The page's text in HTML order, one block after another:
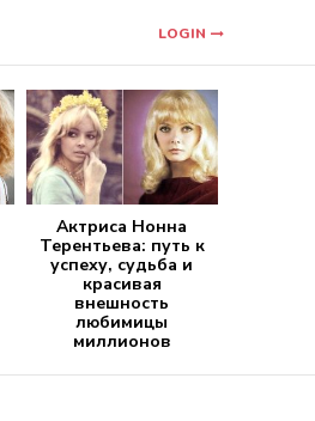
LOGIN
Актриса Нонна
Терентьева: путь к
успеху, судьба и
красивая
внешность
любимицы
миллионов